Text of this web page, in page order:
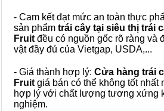
- Cam kết đạt mức an toàn thực
sản phẩm trái cây tại siêu thị trái
Fruit đều có nguồn gốc rõ ràng và
vật đầy đủ của Vietgap, USDA,...
- Giá thành hợp lý: Cửa hàng trái
Fruit giá bán có thể không tốt nhất
hợp lý với chất lượng tương xứng
nghiệm.